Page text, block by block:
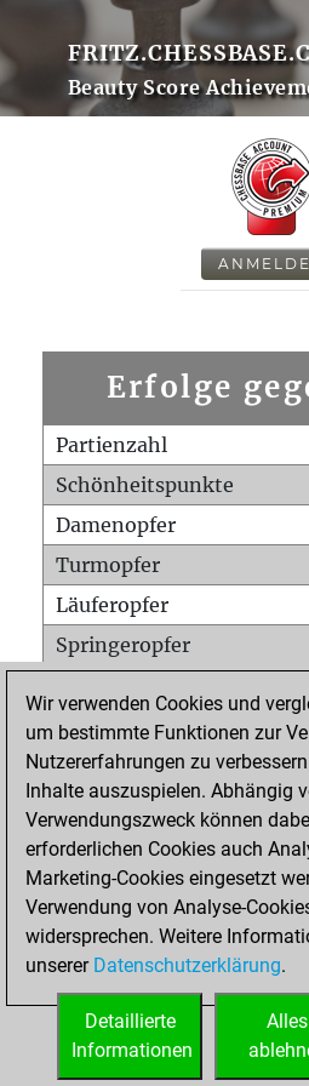
Beauty Score
Erfolge
Partienzahl
Schönheitspunkte
Damenopfer
Turmopfer
Läuferopfer
Springeropfer
Matt auf vollem Brett
Bauer setzt Matt
Erstickte Matts
Unterverwandlungen
Türme auf der siebten
STARTSEITE
Wir verwenden Cookies und
um bestimmte Funktionen zur
Nutzererfahrungen zu
Inhalte auszuspielen. Abhängig
Verwendungszweck können
erforderlichen Cookies auch
Marketing-Cookies eingesetzt
Verwendung von Analyse-
widersprechen. Weitere
unserer Datenschutzerklärung.
Alles
Detaillierte
Informationen